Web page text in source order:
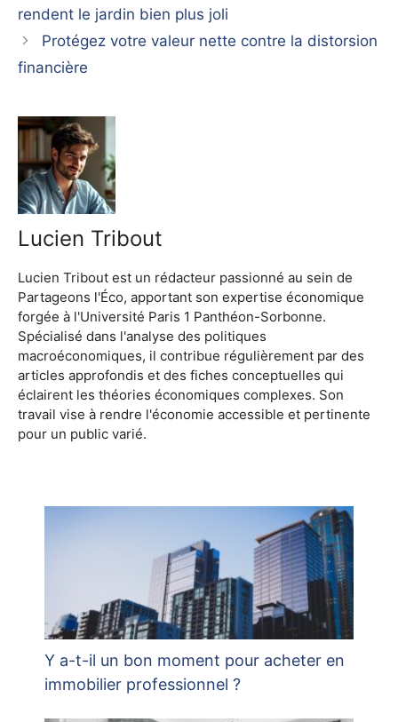
rendent le jardin bien plus joli
Protégez votre valeur nette contre la distorsion
financière
Lucien Tribout
Lucien Tribout est un rédacteur passionné au sein de
Partageons l'Éco, apportant son expertise économique
forgée à l'Université Paris 1 Panthéon-Sorbonne.
Spécialisé dans l'analyse des politiques
macroéconomiques, il contribue régulièrement par des
articles approfondis et des fiches conceptuelles qui
éclairent les théories économiques complexes. Son
travail vise à rendre l'économie accessible et pertinente
pour un public varié.
Y a-t-il un bon moment pour acheter en
immobilier professionnel ?